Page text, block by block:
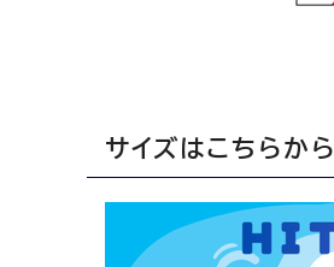
サイズはこちらから